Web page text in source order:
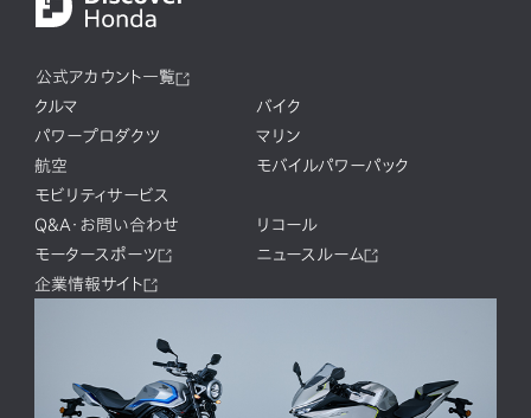
公式アカウント一覧
クルマ
バイク
パワープロダクツ
マリン
航空
モバイルパワーパック
モビリティサービス
Q&A・お問い合わせ
リコール
モータースポーツ
ニュースルーム
企業情報サイト